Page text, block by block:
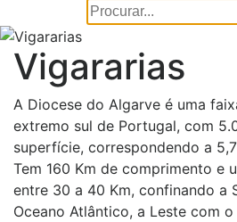
Vigararias
A Diocese do Algarve é uma
extremo sul de Portugal, com
superfície, correspondendo a
Tem 160 Km de comprimento e
entre 30 a 40 Km, confinando a
Oceano Atlântico, a Leste com